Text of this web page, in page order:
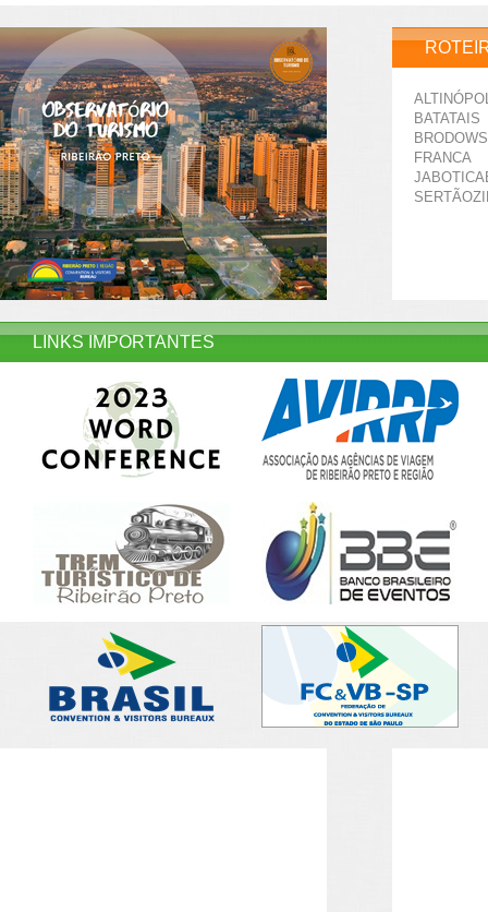
BATATAIS
FRANCA
LINKS IMPORTANTES